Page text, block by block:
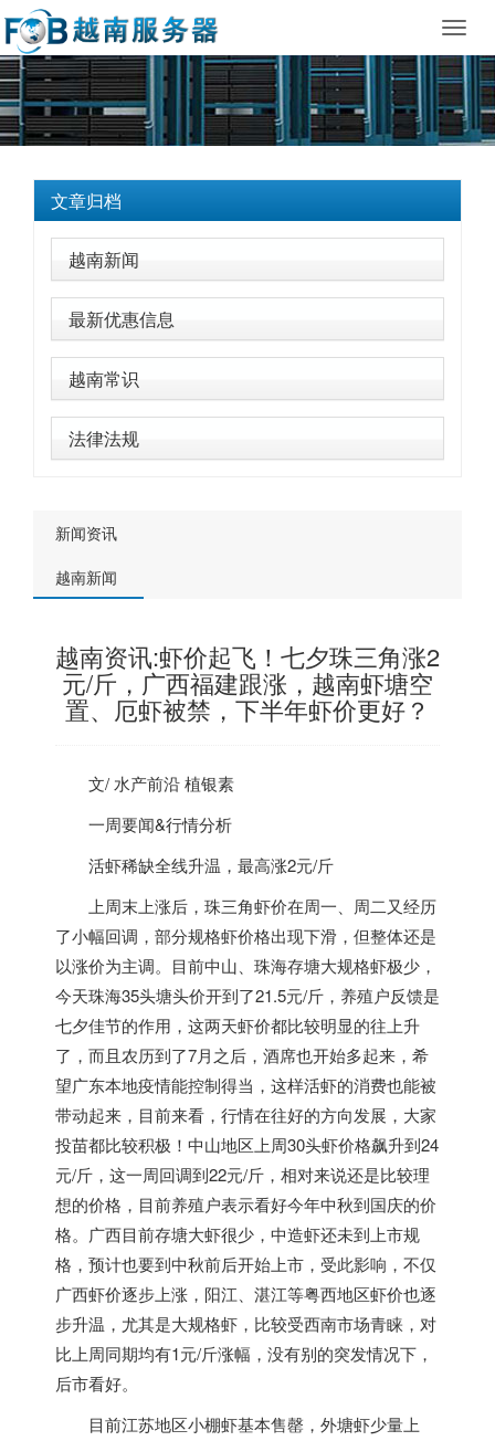
文章归档
越南新闻
最新优惠信息
越南常识
法律法规
新闻资讯
越南新闻
越南资讯:虾价起飞！七夕珠三角涨2
元/斤，广西福建跟涨，越南虾塘空
置、厄虾被禁，下半年虾价更好？
文/ 水产前沿 植银素
一周要闻&行情分析
活虾稀缺全线升温，最高涨2元/斤
上周末上涨后， 珠三角虾价在周一、周二又经历
了小幅回调，部分规格虾价格出现下滑，但整体还是
以涨价为主调。目前中山、珠海存塘大规格虾极少，
今天珠海35头塘头价开到了21.5元/斤，养殖户反馈是
七夕佳节的作用，这两天虾价都比较明显的往上升
了，而且农历到了7月之后，酒席也开始多起来，希
望广东本地疫情能控制得当，这样活虾的消费也能被
带动起来，目前来看，行情在往好的方向发展，大家
投苗都比较积极！中山地区上周30头虾价格飙升到24
元/斤，这一周回调到22元/斤，相对来说还是比较理
想的价格，目前养殖户表示看好今年中秋到国庆的价
格。 广西目前存塘大虾很少，中造虾还未到上市规
格，预计也要到中秋前后开始上市，受此影响，不仅
广西虾价逐步上涨， 阳江、湛江等粤西地区虾价也逐
步升温，尤其是大规格虾，比较受西南市场青睐，对
比上周同期均有1元/斤涨幅，没有别的突发情况下，
后市看好。
目前江苏地区小棚虾基本售罄，外塘虾少量上